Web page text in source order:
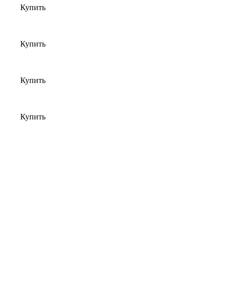
Купить
Купить
Купить
Купить